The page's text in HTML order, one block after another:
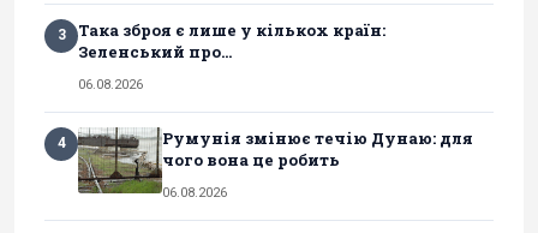
3
Така зброя є лише у кількох країн:
Зеленський про...
06.08.2026
4
Румунія змінює течію Дунаю: для
чого вона це робить
06.08.2026